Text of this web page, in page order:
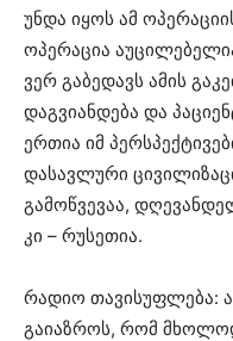
უნდა იყოს ამ
ოპერაცია
ვერ გაბედავს ამის
დაგვიანდება და
ერთია იმ
დასავლური
გამოწვევაა,
კი – რუსეთია.
რადიო თავისუფლება:
გაიაზროს, რომ